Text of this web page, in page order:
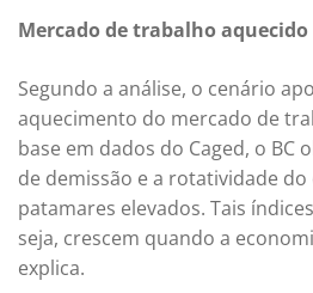
Mercado de trabalho aquecido
Segundo a análise, o cenário
aquecimento do mercado de
base em dados do Caged, o BC
de demissão e a rotatividade
patamares elevados. Tais
seja, crescem quando a
explica.